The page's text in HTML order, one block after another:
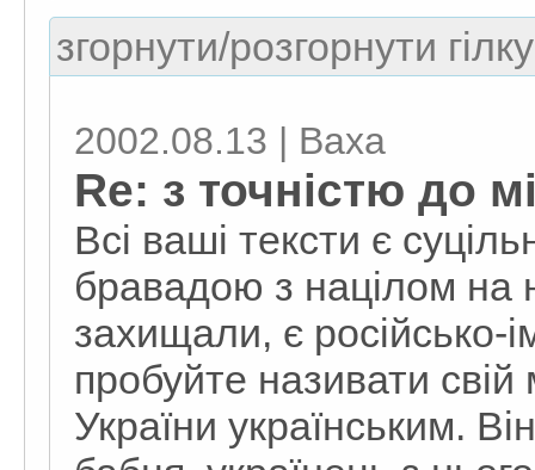
згорнути/розгорнути
2002.08.13 | Ваха
Re: з точністю до
Всі ваші тексти є
бравадою з націлом на
захищали, є російсько-
пробуйте називати
України українським.